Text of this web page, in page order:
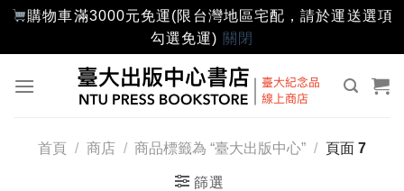
購物車滿3000元免運(限台灣地區宅配，請於運送選項
勾選免運) 關閉
首頁 / 商店 / 商品標籤為 “臺大出版中心” / 頁面 7
篩選